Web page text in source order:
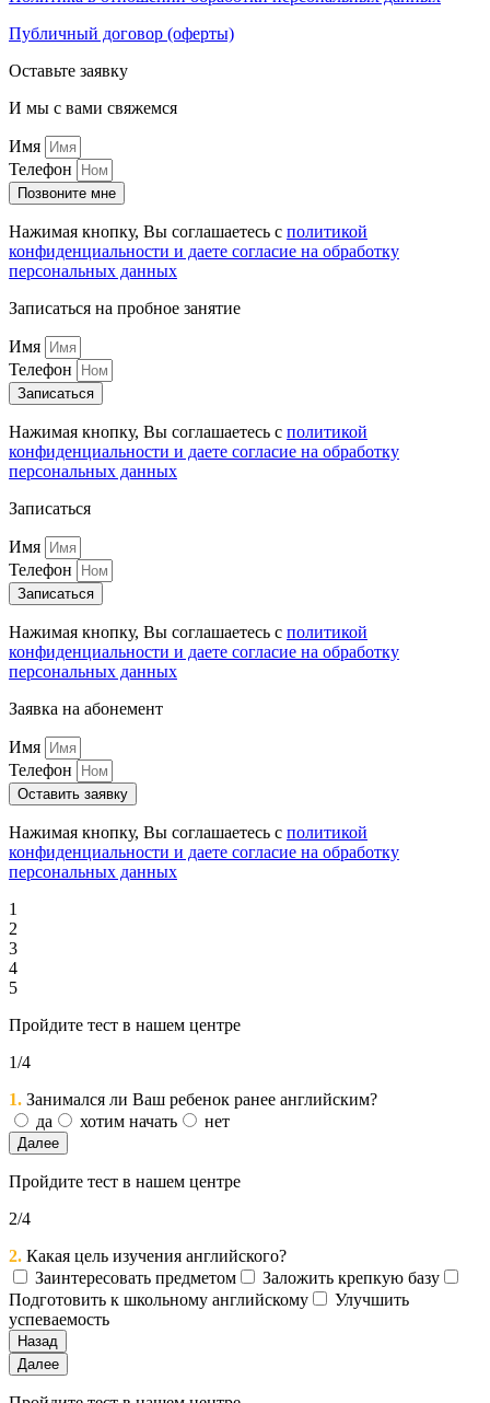
Публичный договор (оферты)
Оставьте заявку
И мы с вами свяжемся
Имя
Телефон
Позвоните мне
Нажимая кнопку, Вы соглашаетесь с политикой
конфиденциальности и даете согласие на обработку
персональных данных
Записаться на пробное занятие
Имя
Телефон
Записаться
Нажимая кнопку, Вы соглашаетесь с политикой
конфиденциальности и даете согласие на обработку
персональных данных
Записаться
Имя
Телефон
Записаться
Нажимая кнопку, Вы соглашаетесь с политикой
конфиденциальности и даете согласие на обработку
персональных данных
Заявка на абонемент
Имя
Телефон
Оставить заявку
Нажимая кнопку, Вы соглашаетесь с политикой
конфиденциальности и даете согласие на обработку
персональных данных
1
2
3
4
5
Пройдите тест в нашем центре
1/4
1. Занимался ли Ваш ребенок ранее английским?
да
хотим начать нет
Далее
Пройдите тест в нашем центре
2/4
2. Какая цель изучения английского?
Заинтересовать предметом
Заложить крепкую базу
Подготовить к школьному английскому
Улучшить
успеваемость
Назад
Далее